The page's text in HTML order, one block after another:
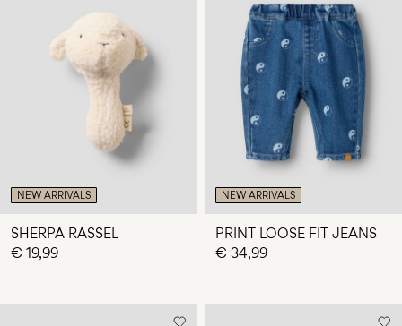
NEW ARRIVALS
SHERPA RASSEL
€ 19,99
NEW ARRIVALS
PRINT LOOSE FIT JEANS
€ 34,99